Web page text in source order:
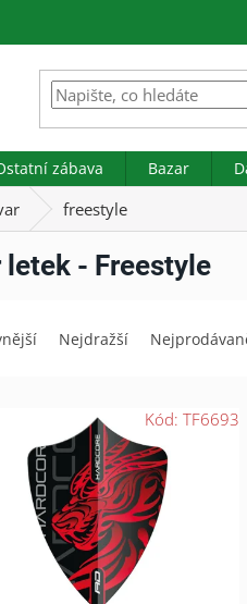
zábava Bazar
freestyle
letek - Freestyle
Nejdražší
Kód: TF6693